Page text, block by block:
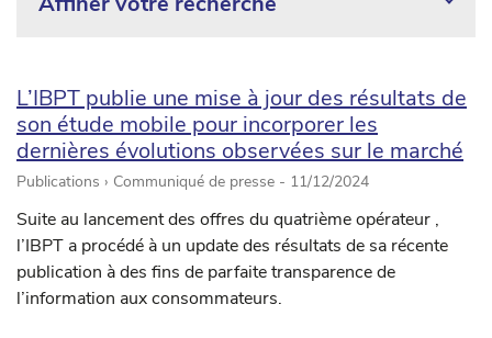
L’IBPT publie une mise à jour des résultats de
son étude mobile pour incorporer les
dernières évolutions observées sur le marché
Publications › Communiqué de presse - 11/12/2024
Suite au lancement des offres du quatrième opérateur ,
l’IBPT a procédé à un update des résultats de sa récente
publication à des fins de parfaite transparence de
l’information aux consommateurs.